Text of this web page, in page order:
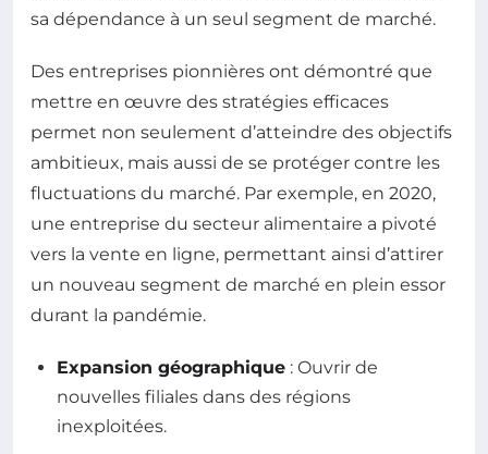
sa dépendance à un seul segment de marché.
Des entreprises pionnières ont démontré que
mettre en œuvre des stratégies efficaces
permet non seulement d’atteindre des objectifs
ambitieux, mais aussi de se protéger contre les
fluctuations du marché. Par exemple, en 2020,
une entreprise du secteur alimentaire a pivoté
vers la vente en ligne, permettant ainsi d’attirer
un nouveau segment de marché en plein essor
durant la pandémie.
Expansion géographique : Ouvrir de
nouvelles filiales dans des régions
inexploitées.